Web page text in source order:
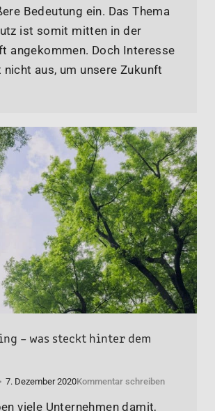
Bedeutung ein. Das Thema
ist somit mitten in der
angekommen. Doch Interesse
nicht aus, um unsere Zukunft
– was steckt hinter dem
7. Dezember 2020Kommentar schreiben
viele Unternehmen damit,